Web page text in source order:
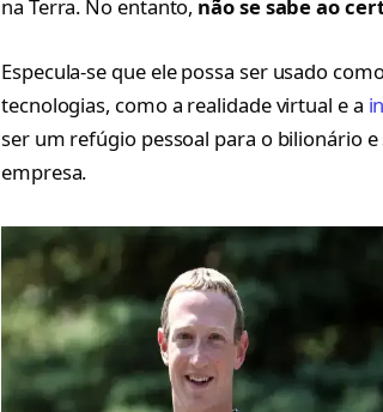
na Terra. No entanto, não se sabe ao
Especula-se que ele possa ser usado
tecnologias, como a realidade virtual e a
ser um refúgio pessoal para o bilionário
empresa.